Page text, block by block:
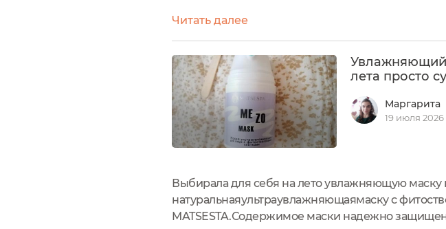
масочки для лица.И если...
Читать далее
Увлажняющий
лета просто
Маргарита
19 июля 2026
Выбирала для себя на лето увлажняющую маску
натуральнаяультраувлажняющаямаску с
MATSESTA.Содержимое маски надежно